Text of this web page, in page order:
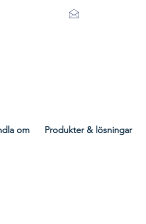
om Produkter & lösningar